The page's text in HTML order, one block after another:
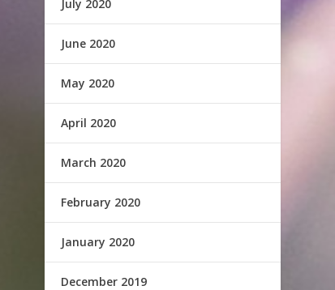
July 2020
June 2020
May 2020
April 2020
March 2020
February 2020
January 2020
December 2019